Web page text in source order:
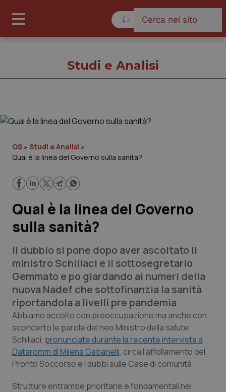
Cronache
Lavoro e Professioni
Scienza e Farmaci
Studi e Analisi
Lettere al direttore
Edizioni Regionali
QS Pro
Professionisti Sanitari.AI
Studi e Analisi
QS » Studi e Analisi »
Qual è la linea del Governo sulla sanità?
Qual è la linea del Governo
sulla sanità?
Il dubbio si pone dopo aver ascoltato il
ministro Schillaci e il sottosegretario
Gemmato e po giardando ai numeri della
nuova Nadef che sottofinanzia la sanità
riportandola a livelli pre pandemia
Abbiamo accolto con preoccupazione ma anche con
sconcerto le parole del neo Ministro della salute
Schillaci, pronunciate durante la recente intervista a
Dataromm di Milena Gabanelli, circa l’affollamento del
Pronto Soccorso e i dubbi sulle Case di comunità.
Strutture entrambe prioritarie e fondamentali nel